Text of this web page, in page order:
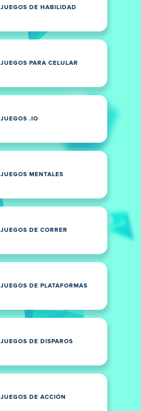
JUEGOS DE HABILIDAD
JUEGOS PARA CELULAR
JUEGOS .IO
JUEGOS MENTALES
JUEGOS DE CORRER
JUEGOS DE PLATAFORMAS
JUEGOS DE DISPAROS
JUEGOS DE ACCIÓN